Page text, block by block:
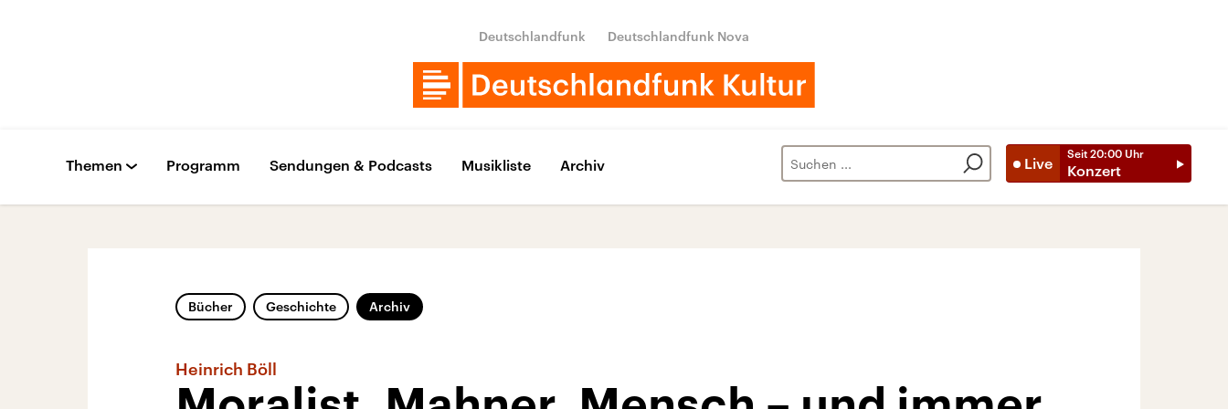
Deutschlandfunk Deutschlandfunk Nova
Live
Seit 20:00 Uhr
Konzert
Themen Programm Sendungen & Podcasts Musikliste Archiv
Bücher Geschichte Archiv
Heinrich Böll